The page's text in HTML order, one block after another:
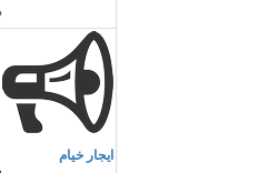
ايجار خيام